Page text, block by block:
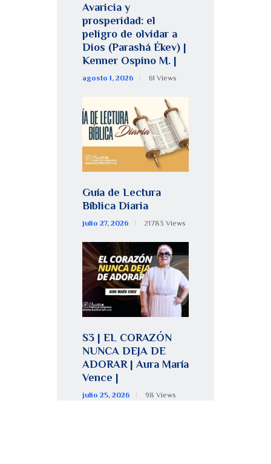
Avaricia y
prosperidad: el
peligro de olvidar a
Dios (Parashá Ékev) |
Kenner Ospino M. |
agosto 1, 2026 61 Views
Guía de Lectura
Bíblica Diaria
julio 27, 2026 21783 Views
S3 | EL CORAZÓN
NUNCA DEJA DE
ADORAR | Aura María
Vence |
julio 25, 2026 98 Views